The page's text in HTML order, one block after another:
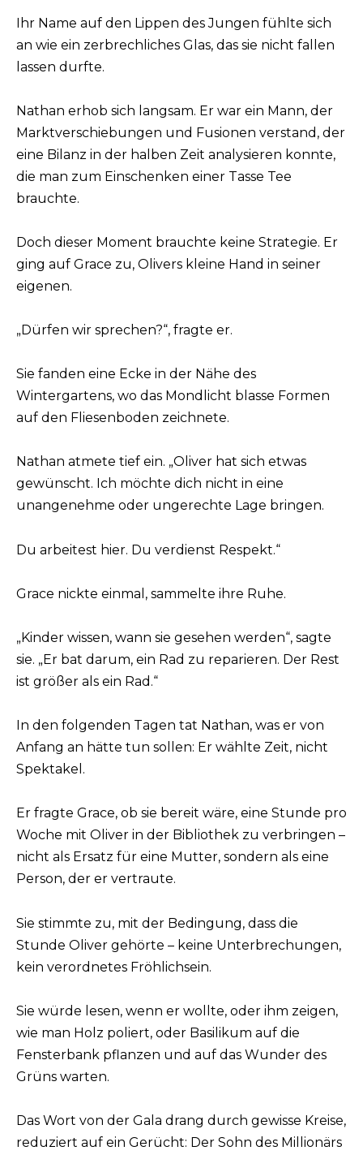
Ihr Name auf den Lippen des Jungen fühlte sich
an wie ein zerbrechliches Glas, das sie nicht fallen
lassen durfte.
Nathan erhob sich langsam. Er war ein Mann, der
Marktverschiebungen und Fusionen verstand, der
eine Bilanz in der halben Zeit analysieren konnte,
die man zum Einschenken einer Tasse Tee
brauchte.
Doch dieser Moment brauchte keine Strategie. Er
ging auf Grace zu, Olivers kleine Hand in seiner
eigenen.
„Dürfen wir sprechen?“, fragte er.
Sie fanden eine Ecke in der Nähe des
Wintergartens, wo das Mondlicht blasse Formen
auf den Fliesenboden zeichnete.
Nathan atmete tief ein. „Oliver hat sich etwas
gewünscht. Ich möchte dich nicht in eine
unangenehme oder ungerechte Lage bringen.
Du arbeitest hier. Du verdienst Respekt.“
Grace nickte einmal, sammelte ihre Ruhe.
„Kinder wissen, wann sie gesehen werden“, sagte
sie. „Er bat darum, ein Rad zu reparieren. Der Rest
ist größer als ein Rad.“
In den folgenden Tagen tat Nathan, was er von
Anfang an hätte tun sollen: Er wählte Zeit, nicht
Spektakel.
Er fragte Grace, ob sie bereit wäre, eine Stunde pro
Woche mit Oliver in der Bibliothek zu verbringen –
nicht als Ersatz für eine Mutter, sondern als eine
Person, der er vertraute.
Sie stimmte zu, mit der Bedingung, dass die
Stunde Oliver gehörte – keine Unterbrechungen,
kein verordnetes Fröhlichsein.
Sie würde lesen, wenn er wollte, oder ihm zeigen,
wie man Holz poliert, oder Basilikum auf die
Fensterbank pflanzen und auf das Wunder des
Grüns warten.
Das Wort von der Gala drang durch gewisse Kreise,
reduziert auf ein Gerücht: Der Sohn des Millionärs